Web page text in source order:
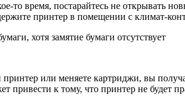
то время, постарайтесь не
принтер в помещении с климат-
хотя замятие бумаги отсутствует
или меняете картриджи, вы
привести к тому, что принтер не будет